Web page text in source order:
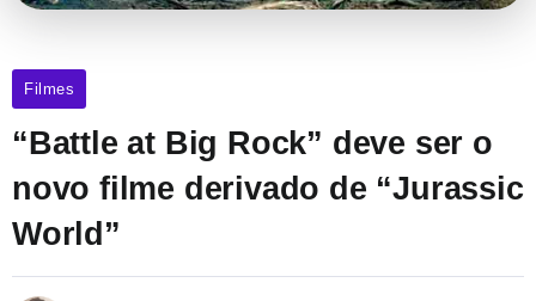
Filmes
“Battle at Big Rock” deve ser o
novo filme derivado de “Jurassic
World”